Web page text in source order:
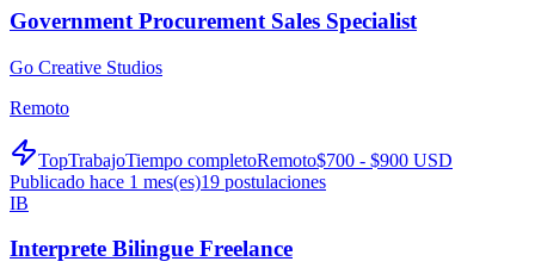
Government Procurement Sales Specialist
Go Creative Studios
Remoto
TopTrabajoTiempo completoRemoto$700 - $900 USD
Publicado hace 1 mes(es)19 postulaciones
IB
Interprete Bilingue Freelance